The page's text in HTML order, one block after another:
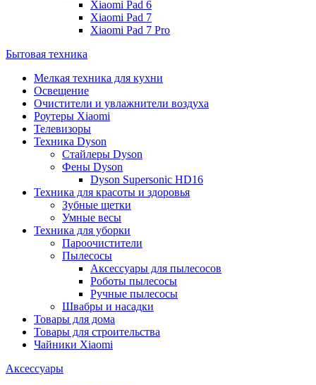
Xiaomi Pad 6
Xiaomi Pad 7
Xiaomi Pad 7 Pro
Бытовая техника
Мелкая техника для кухни
Освещение
Очистители и увлажнители воздуха
Роутеры Xiaomi
Телевизоры
Техника Dyson
Стайлеры Dyson
Фены Dyson
Dyson Supersonic HD16
Техника для красоты и здоровья
Зубные щетки
Умные весы
Техника для уборки
Пароочистители
Пылесосы
Аксессуары для пылесосов
Роботы пылесосы
Ручные пылесосы
Швабры и насадки
Товары для дома
Товары для строительства
Чайники Xiaomi
Аксессуары